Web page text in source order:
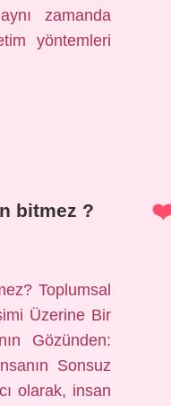
zamanda
yöntemleri
bitmez ?
Toplumsal
Üzerine Bir
Gözünden:
Sonsuz
olarak, insan